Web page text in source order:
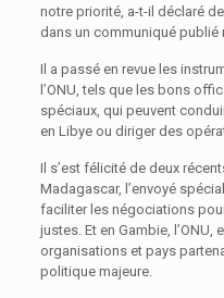
notre priorité, a-t-il déclaré
dans un communiqué publié
Il a passé en revue les
l’ONU, tels que les bons
spéciaux, qui peuvent
en Libye ou diriger des
Il s’est félicité de deux
Madagascar, l’envoyé
faciliter les négociations
justes. Et en Gambie,
organisations et pays
politique majeure.